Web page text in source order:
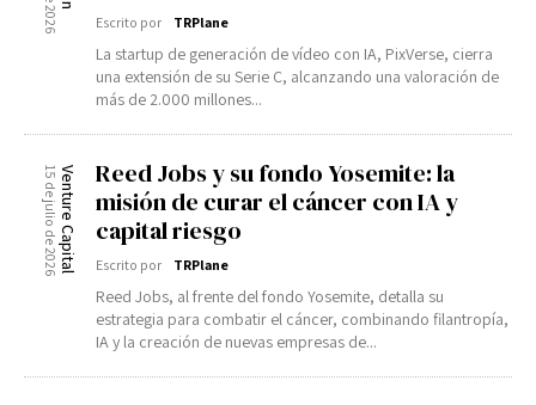
Escrito por TRPlane
La startup de generación de vídeo con IA, PixVerse, cierra
una extensión de su Serie C, alcanzando una valoración de
más de 2.000 millones...
Venture Capital
15 de julio de 2026
Reed Jobs y su fondo Yosemite: la
misión de curar el cáncer con IA y
capital riesgo
Escrito por TRPlane
Reed Jobs, al frente del fondo Yosemite, detalla su
estrategia para combatir el cáncer, combinando filantropía,
IA y la creación de nuevas empresas de...